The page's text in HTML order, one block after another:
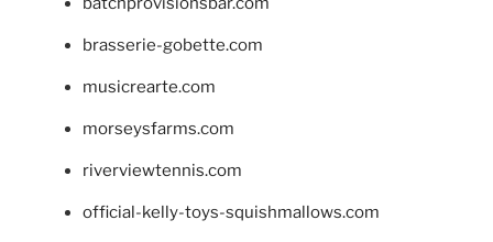
brasserie-gobette.com
musicrearte.com
morseysfarms.com
riverviewtennis.com
official-kelly-toys-squishmallows.com